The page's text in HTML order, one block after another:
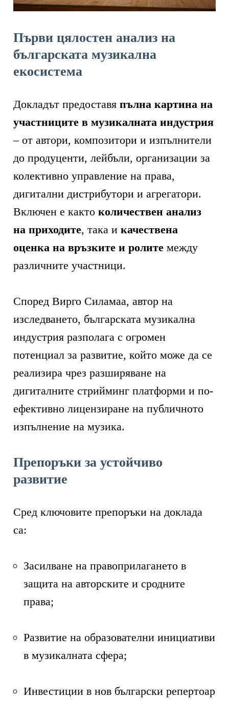
Първи цялостен анализ на
българската музикална
екосистема
Докладът предоставяпълна картина на
участниците в музикалната индустрия
– от автори, композитори и изпълнители
до продуценти, лейбъли, организации за
колективно управление на права,
дигитални дистрибутори и агрегатори.
Включен е кактоколичествен анализ
на приходите, така икачествена
оценка на връзките и ролите между
различните участници.
Според Вирго Силамаа, автор на
изследването, българската музикална
индустрия разполага с огромен
потенциал за развитие, който може да се
реализира чрез разширяване на
дигиталните стрийминг платформи и по-
ефективно лицензиране на публичното
изпълнение на музика.
Препоръки за устойчиво
развитие
Сред ключовите препоръки на доклада
са:
Засилване на правоприлагането в
защита на авторските и сродните
права;
Развитие на образователни инициативи
в музикалната сфера;
Инвестиции в нов български репертоар